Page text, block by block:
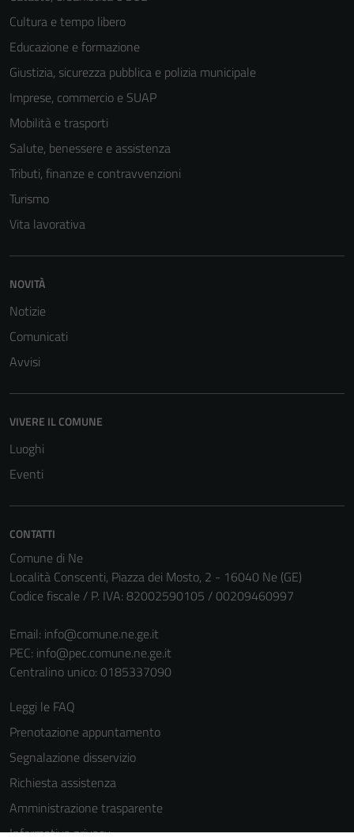
Cultura e tempo libero
Educazione e formazione
Giustizia, sicurezza pubblica e polizia municipale
Imprese, commercio e SUAP
Mobilità e trasporti
Salute, benessere e assistenza
Tributi, finanze e contravvenzioni
Turismo
Vita lavorativa
NOVITÀ
Notizie
Comunicati
Avvisi
VIVERE IL COMUNE
Luoghi
Eventi
CONTATTI
Comune di Ne
Località Conscenti, Piazza dei Mosto, 2 - 16040 Ne (GE)
Codice fiscale / P. IVA: 82002590105 / 00209460997
Email: info@comune.ne.ge.it
PEC: info@pec.comune.ne.ge.it
Centralino unico: 0185337090
Leggi le FAQ
Prenotazione appuntamento
Segnalazione disservizio
Richiesta assistenza
Amministrazione trasparente
Informativa privacy
sono necessari
possono
essere